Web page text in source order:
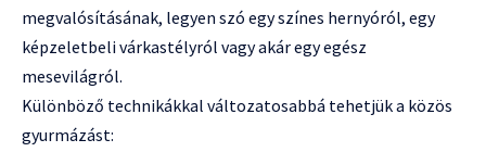
megvalósításának, legyen szó egy színes hernyóról, egy
képzeletbeli várkastélyról vagy akár egy egész
mesevilágról.
Különböző technikákkal változatosabbá tehetjük a közös
gyurmázást: